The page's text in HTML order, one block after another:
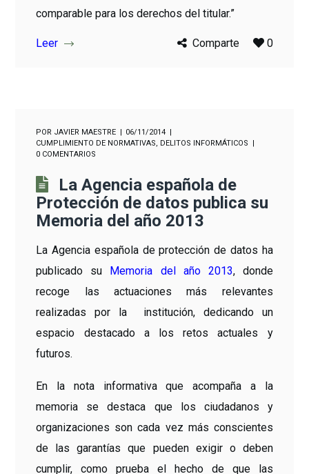
comparable para los derechos del titular.”
Leer Comparte 0
POR JAVIER MAESTRE
06/11/2014
CUMPLIMIENTO DE NORMATIVAS, DELITOS INFORMÁTICOS
0 COMENTARIOS
La Agencia española de
Protección de datos publica su
Memoria del año 2013
La Agencia española de protección de datos ha
publicado su Memoria del año 2013, donde
recoge las actuaciones más relevantes
realizadas por la institución, dedicando un
espacio destacado a los retos actuales y
futuros.
En la nota informativa que acompaña a la
memoria se destaca que los ciudadanos y
organizaciones son cada vez más conscientes
de las garantías que pueden exigir o deben
cumplir, como prueba el hecho de que las